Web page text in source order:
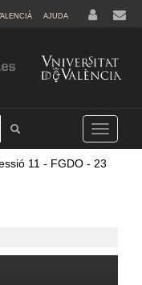
AJUDA
Tramet
Toggle
navigation
11 - FGDO - 23